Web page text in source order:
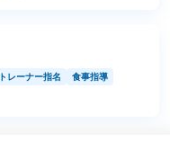
トレーナー指名
食事指導